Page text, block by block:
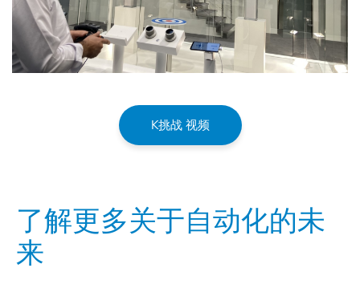
K挑战 视频
了解更多关于自动化的未
来